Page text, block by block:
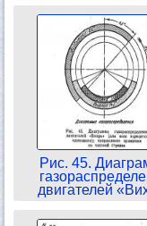
Рис. 45.
двигателей